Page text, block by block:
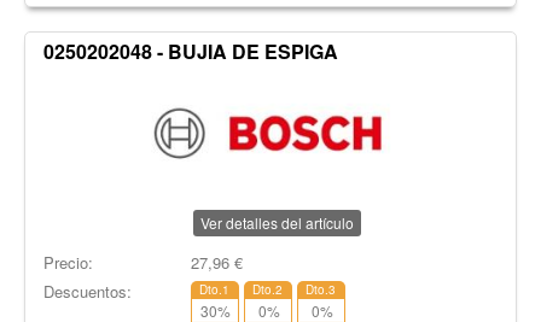
0250202048 - BUJIA DE ESPIGA
Ver detalles del artículo
Precio: 27,96€
Descuentos:
Dto.1
30%
Dto.2
0%
Dto.3
0%